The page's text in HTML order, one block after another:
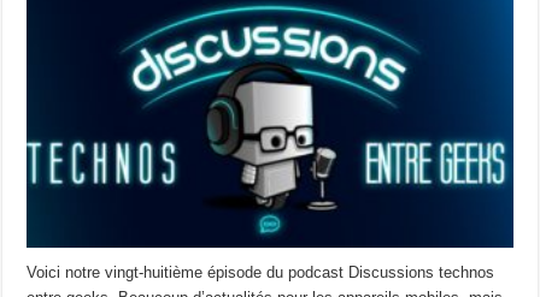
Voici notre vingt-huitième épisode du podcast Discussions technos